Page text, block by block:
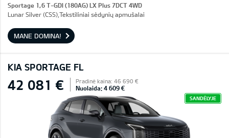
Sportage 1,6 T-GDI (180AG) LX Plus 7DCT 4WD
Lunar Silver (CSS),Tekstiliniai sėdynių apmušalai
MANE DOMINA!
KIA SPORTAGE FL
42 081 € Pradinė kaina: 46 690 €
Nuolaida: 4 609 €
SANDĖLYJE